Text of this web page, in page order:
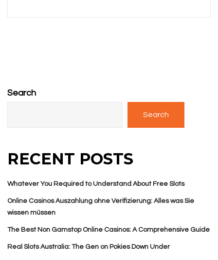
Search
Search
RECENT POSTS
Whatever You Required to Understand About Free Slots
Online Casinos Auszahlung ohne Verifizierung: Alles was Sie
wissen müssen
The Best Non Gamstop Online Casinos: A Comprehensive Guide
Real Slots Australia: The Gen on Pokies Down Under